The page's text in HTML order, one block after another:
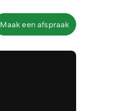
Maak een afspraak